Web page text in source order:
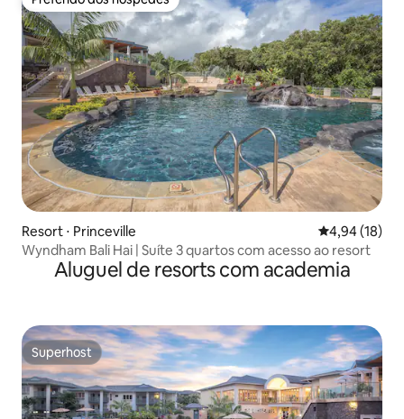
Preferido dos hóspedes
Resort ⋅ Princeville 4,94 de uma
4,94 (18)
Wyndham Bali Hai | Suíte 3 quartos com acesso ao resort
Aluguel de resorts com academia
Superhost
Superhost